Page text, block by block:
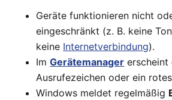
Geräte funktionieren nicht
eingeschränkt (z. B. keine
keine Internetverbindung).
ImGerätemanager erscheint
Ausrufezeichen oder ein
Windows meldet regelmäßig